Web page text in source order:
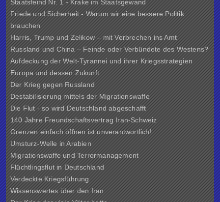
Staatsfeind Nr. 1 - Krake im Staatsgewand
Friede und Sicherheit - Warum wir eine bessere Politik
brauchen
Harris, Trump und Zelikow – mit Verbrechen ins Amt
Russland und China – Feinde oder Verbündete des Westens?
Aufdeckung der Welt-Tyrannei und ihrer Kriegsstrategien
Europa und dessen Zukunft
Der Krieg gegen Russland
Destabilisierung mittels der Migrationswaffe
Die Flut - so wird Deutschland abgeschafft
140 Jahre Freundschaftsvertrag Iran-Schweiz
Grenzen einfach öffnen ist unverantwortlich!
Umsturz-Welle in Arabien
Migrationswaffe und Terrormanagement
Flüchtlingsflut in Deutschland
Verdeckte Kriegsführung
Wissenswertes über den Iran